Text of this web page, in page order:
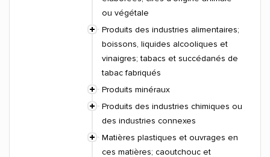
ou végétale
Produits des industries alimentaires;
boissons, liquides alcooliques et
vinaigres; tabacs et succédanés de
tabac fabriqués
Produits minéraux
Produits des industries chimiques ou
des industries connexes
Matières plastiques et ouvrages en
ces matières; caoutchouc et